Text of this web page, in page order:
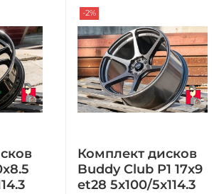
-2%
Комплект дисков
Buddy Club P1 17x9
et28 5x100/5x114.3